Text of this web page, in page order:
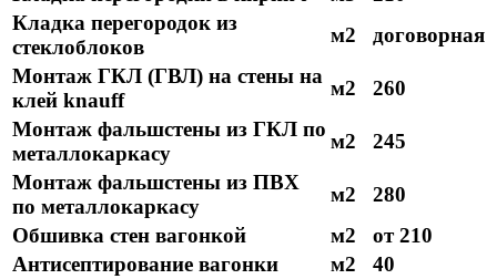
Кладка перегородок из
стеклоблоков
м2
договорная
Монтаж ГКЛ (ГВЛ) на стены на
клей knauff
м2
260
Монтаж фальшстены из ГКЛ по
металлокаркасу
м2
245
Монтаж фальшстены из ПВХ
по металлокаркасу
м2
280
Обшивка стен вагонкой
м2
от 210
Антисептирование вагонки
м2
40